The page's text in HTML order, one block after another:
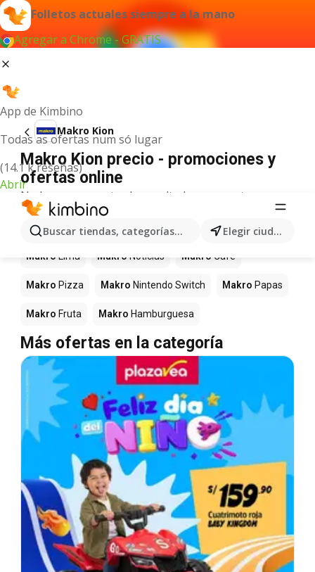
Folletos actuales siempre a la mano
Agregar a Chrome - GRATIS
App de Kimbino
Todas as ofertas num só lugar
(14.1 k reseñas)
Abrir
Buscar tiendas, categorías, productos... Elegir ciudad
Makro Kion
Makro Kion precio - promociones y
ofertas online
No hemos encontrado resultados para este
término.
Más productos en tiendas Makro
Makro Lima Makro Noticias Makro Café
Makro Pizza Makro Nintendo Switch Makro Papas
Makro Fruta Makro Hamburguesa
Más ofertas en la categoría